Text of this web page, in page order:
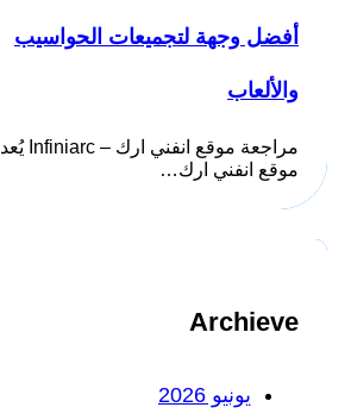
أفضل وجهة لتجميعات الحواسيب
والألعاب
مراجعة موقع انفني ارك – Infiniarc يُعد
موقع انفني ارك…
Archieve
يونيو 2026